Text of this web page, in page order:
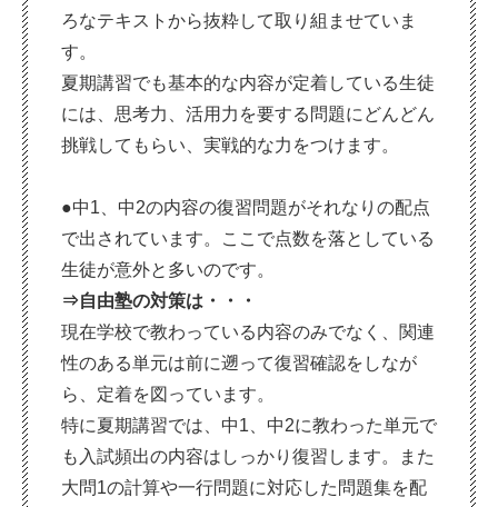
ろなテキストから抜粋して取り組ませていま
す。
夏期講習でも基本的な内容が定着している生徒
には、思考力、活用力を要する問題にどんどん
挑戦してもらい、実戦的な力をつけます。
●中1、中2の内容の復習問題がそれなりの配点
で出されています。ここで点数を落としている
生徒が意外と多いのです。
⇒自由塾の対策は・・・
現在学校で教わっている内容のみでなく、関連
性のある単元は前に遡って復習確認をしなが
ら、定着を図っています。
特に夏期講習では、中1、中2に教わった単元で
も入試頻出の内容はしっかり復習します。また
大問1の計算や一行問題に対応した問題集を配